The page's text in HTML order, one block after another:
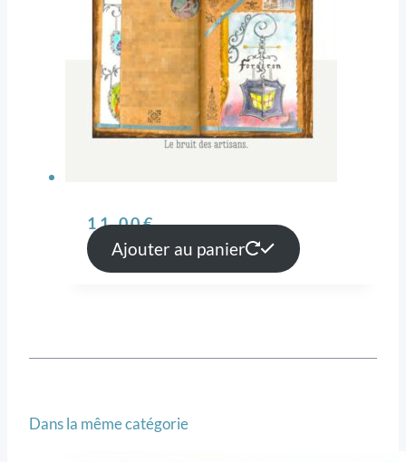
11,00€
Ajouter au panier
Dans la même catégorie